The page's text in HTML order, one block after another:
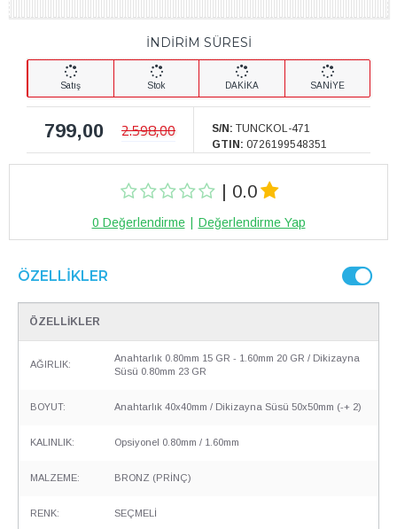
| 0.0
0 Değerlendirme Değerlendirme Yap
İNDİRİM SÜRESİ
Satış Stok DAKİKA SANİYE
799,00 2.598,00 S/N: TUNCKOL-471
GTIN: 0726199548351
ÖZELLIKLER
ÖZELLİKLER
AĞIRLIK:
Anahtarlık 0.80mm 15 GR - 1.60mm 20 GR / Dikizayna
Süsü 0.80mm 23 GR
BOYUT: Anahtarlık 40x40mm / Dikizayna Süsü 50x50mm (-+ 2)
KALINLIK: Opsiyonel 0.80mm / 1.60mm
MALZEME: BRONZ (PRİNÇ)
RENK: SEÇMELİ